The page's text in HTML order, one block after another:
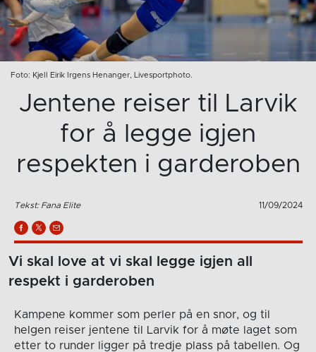
Foto: Kjell Eirik Irgens Henanger, Livesportphoto.
Jentene reiser til Larvik
for å legge igjen
respekten i garderoben
Tekst: Fana Elite 11/09/2024
Vi skal love at vi skal legge igjen all
respekt i garderoben
Kampene kommer som perler på en snor, og til
helgen reiser jentene til Larvik for å møte laget som
etter to runder ligger på tredje plass på tabellen. Og